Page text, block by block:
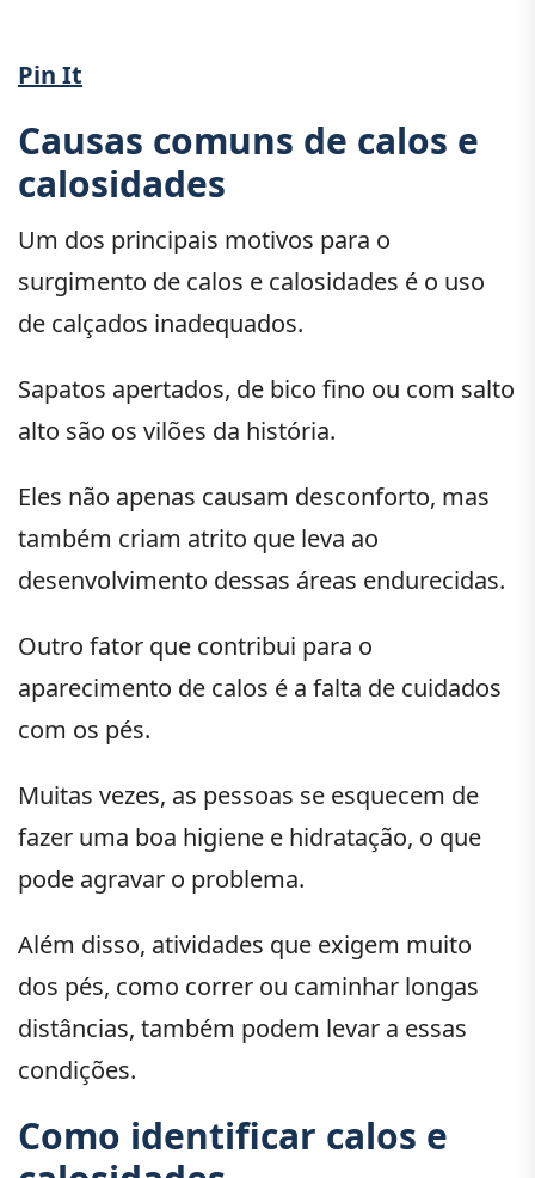
Pin It
Causas comuns de calos e
calosidades
Um dos principais motivos para o
surgimento de calos e calosidades é o uso
de calçados inadequados.
Sapatos apertados, de bico fino ou com salto
alto são os vilões da história.
Eles não apenas causam desconforto, mas
também criam atrito que leva ao
desenvolvimento dessas áreas endurecidas.
Outro fator que contribui para o
aparecimento de calos é a falta de cuidados
com os pés.
Muitas vezes, as pessoas se esquecem de
fazer uma boa higiene e hidratação, o que
pode agravar o problema.
Além disso, atividades que exigem muito
dos pés, como correr ou caminhar longas
distâncias, também podem levar a essas
condições.
Como identificar calos e